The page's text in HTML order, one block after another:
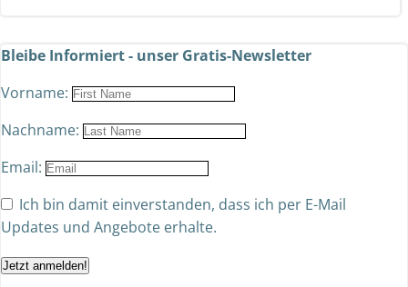
Bleibe Informiert - unser Gratis-Newsletter
Vorname:
Nachname:
Email:
Ich bin damit einverstanden, dass ich per E-Mail
Updates und Angebote erhalte.
Jetzt anmelden!